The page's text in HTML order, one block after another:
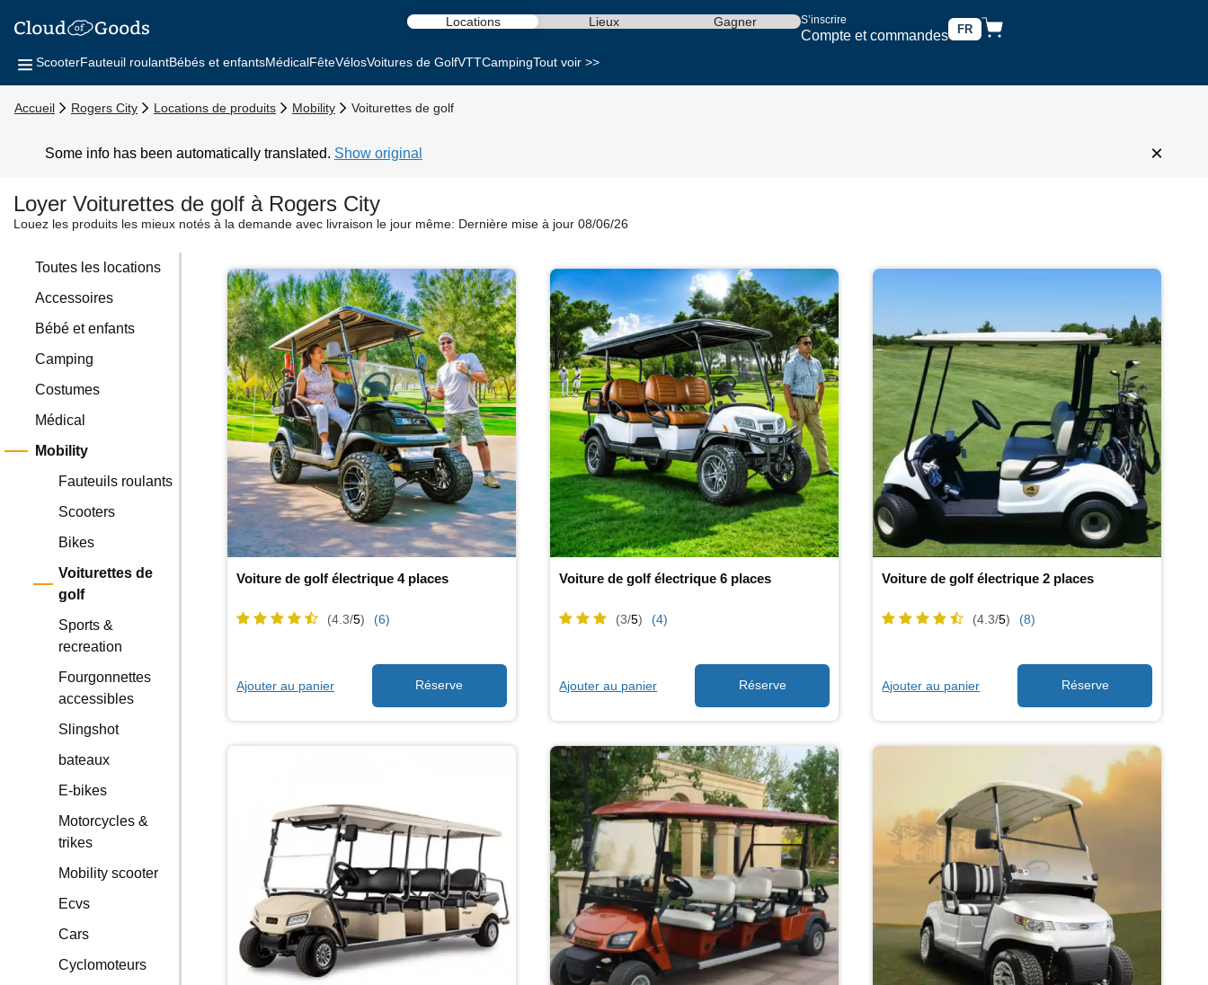
S’inscrire
Compte et commandes FR
Locations Lieux Gagner
ScooterFauteuil roulantBébés et enfantsMédicalFêteVélosVoitures de GolfVTTCampingTout voir >>
Accueil Rogers City Locations de produits Mobility Voiturettes de golf
Some info has been automatically translated. Show original ×
Loyer Voiturettes de golf à Rogers City
Louez les produits les mieux notés à la demande avec livraison le jour même: Dernière mise à jour 08/06/26
Toutes les locations
Accessoires
Bébé et enfants
Camping
Costumes
Médical
Mobility
Fauteuils roulants
Scooters
Bikes
Voiturettes de
golf
Sports &
recreation
Fourgonnettes
accessibles
Slingshot
bateaux
E-bikes
Motorcycles &
trikes
Mobility scooter
Ecvs
Cars
Cyclomoteurs
Voiture de golf électrique 4 places
(4.3/5) (6)
Ajouter au panier
Voiture de golf électrique 6 places
(3/5) (4)
Ajouter au panier
Voiture de golf électrique 2 places
(4.3/5) (8)
Ajouter au panier